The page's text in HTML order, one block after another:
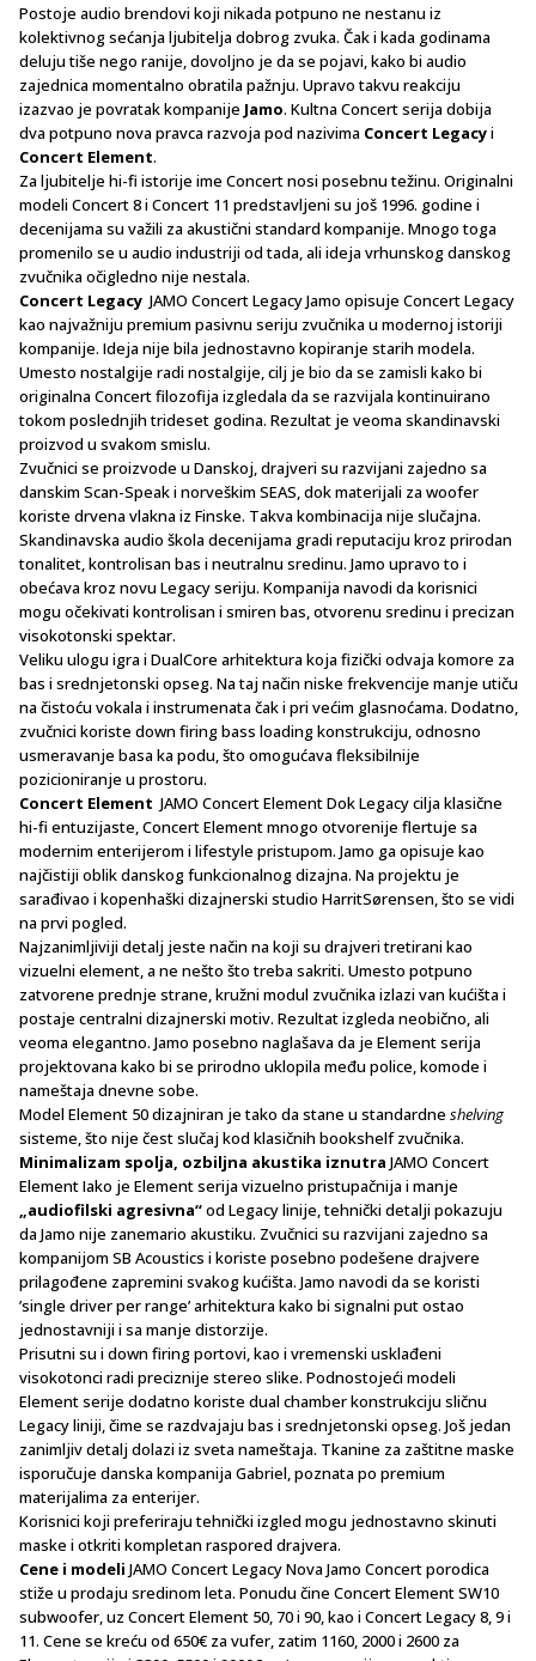
Postoje audio brendovi koji nikada potpuno ne nestanu iz
kolektivnog sećanja ljubitelja dobrog zvuka. Čak i kada godinama
deluju tiše nego ranije, dovoljno je da se pojavi, kako bi audio
zajednica momentalno obratila pažnju. Upravo takvu reakciju
izazvao je povratak kompanije Jamo. Kultna Concert serija dobija
dva potpuno nova pravca razvoja pod nazivima Concert Legacyi
Concert Element.
Za ljubitelje hi-fi istorije ime Concert nosi posebnu težinu. Originalni
modeli Concert 8 i Concert 11 predstavljeni su još 1996. godine i
decenijama su važili za akustični standard kompanije. Mnogo toga
promenilo se u audio industriji od tada, ali ideja vrhunskog danskog
zvučnika očigledno nije nestala.
Concert Legacy JAMO Concert Legacy Jamo opisuje Concert Legacy
kao najvažniju premium pasivnu seriju zvučnika u modernoj istoriji
kompanije. Ideja nije bila jednostavno kopiranje starih modela.
Umesto nostalgije radi nostalgije, cilj je bio da se zamisli kako bi
originalna Concert filozofija izgledala da se razvijala kontinuirano
tokom poslednjih trideset godina. Rezultat je veoma skandinavski
proizvod u svakom smislu.
Zvučnici se proizvode u Danskoj, drajveri su razvijani zajedno sa
danskim Scan-Speak i norveškim SEAS, dok materijali za woofer
koriste drvena vlakna iz Finske. Takva kombinacija nije slučajna.
Skandinavska audio škola decenijama gradi reputaciju kroz prirodan
tonalitet, kontrolisan bas i neutralnu sredinu. Jamo upravo to i
obećava kroz novu Legacy seriju. Kompanija navodi da korisnici
mogu očekivati kontrolisan i smiren bas, otvorenu sredinu i precizan
visokotonski spektar.
Veliku ulogu igra i DualCore arhitektura koja fizički odvaja komore za
bas i srednjetonski opseg. Na taj način niske frekvencije manje utiču
na čistoću vokala i instrumenata čak i pri većim glasnoćama. Dodatno,
zvučnici koriste down firing bass loading konstrukciju, odnosno
usmeravanje basa ka podu, što omogućava fleksibilnije
pozicioniranje u prostoru.
Concert Element JAMO Concert Element Dok Legacy cilja klasične
hi-fi entuzijaste, Concert Element mnogo otvorenije flertuje sa
modernim enterijerom i lifestyle pristupom. Jamo ga opisuje kao
najčistiji oblik danskog funkcionalnog dizajna. Na projektu je
sarađivao i kopenhaški dizajnerski studio HarritSørensen, što se vidi
na prvi pogled.
Najzanimljiviji detalj jeste način na koji su drajveri tretirani kao
vizuelni element, a ne nešto što treba sakriti. Umesto potpuno
zatvorene prednje strane, kružni modul zvučnika izlazi van kućišta i
postaje centralni dizajnerski motiv. Rezultat izgleda neobično, ali
veoma elegantno. Jamo posebno naglašava da je Element serija
projektovana kako bi se prirodno uklopila među police, komode i
nameštaja dnevne sobe.
Model Element 50 dizajniran je tako da stane u standardne shelving
sisteme, što nije čest slučaj kod klasičnih bookshelf zvučnika.
Minimalizam spolja, ozbiljna akustika iznutra JAMO Concert
Element Iako je Element serija vizuelno pristupačnija i manje
„audiofilski agresivna“od Legacy linije, tehnički detalji pokazuju
da Jamo nije zanemario akustiku. Zvučnici su razvijani zajedno sa
kompanijom SB Acoustics i koriste posebno podešene drajvere
prilagođene zapremini svakog kućišta. Jamo navodi da se koristi
’single driver per range’ arhitektura kako bi signalni put ostao
jednostavniji i sa manje distorzije.
Prisutni su i down firing portovi, kao i vremenski usklađeni
visokotonci radi preciznije stereo slike. Podnostojeći modeli
Element serije dodatno koriste dual chamber konstrukciju sličnu
Legacy liniji, čime se razdvajaju bas i srednjetonski opseg. Još jedan
zanimljiv detalj dolazi iz sveta nameštaja. Tkanine za zaštitne maske
isporučuje danska kompanija Gabriel, poznata po premium
materijalima za enterijer.
Korisnici koji preferiraju tehnički izgled mogu jednostavno skinuti
maske i otkriti kompletan raspored drajvera.
Cene i modeli JAMO Concert Legacy Nova Jamo Concert porodica
stiže u prodaju sredinom leta. Ponudu čine Concert Element SW10
subwoofer, uz Concert Element 50, 70 i 90, kao i Concert Legacy 8, 9 i
11. Cene se kreću od 650€ za vufer, zatim 1160, 2000 i 2600 za